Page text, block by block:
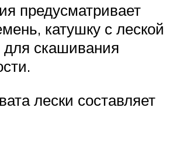
предусматривает
катушку с леской
для скашивания
лески составляет